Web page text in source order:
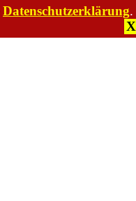
Datenschutzerklärung.
X